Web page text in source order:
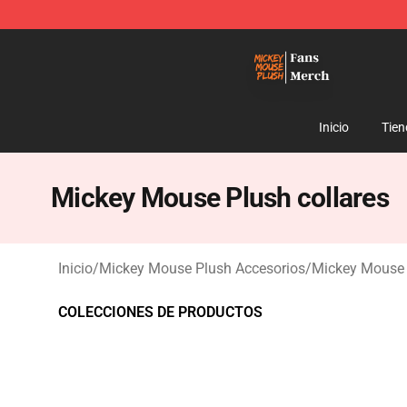
Inicio
Mickey Mouse Plush collares
Inicio/Mickey Mouse Plush Accesorios/Mickey
COLECCIONES DE PRODUCTOS